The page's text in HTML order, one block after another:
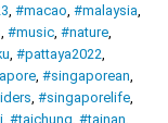
#macao #malaysia
#music #nature
#pattaya2022
#singaporean
#singaporelife
#taichung #tainan